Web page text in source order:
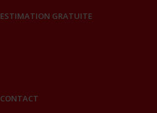
ESTIMATION GRATUITE
CONTACT